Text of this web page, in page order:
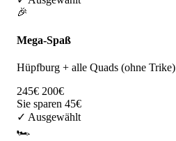
🎉
Mega-Spaß
Hüpfburg + alle Quads (ohne Trike)
245€ 200€
Sie sparen 45€
✓ Ausgewählt
🏎️